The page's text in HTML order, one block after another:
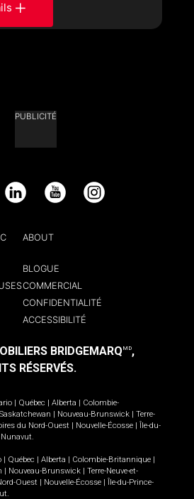
PUBLICITÉ
LinkedIn YouTube Instagram
ABOUT
BLOGUE
COMMERCIAL
CONFIDENTIALITÉ
ACCESSIBILITÉ
BRIDGEMARQ MD,
RÉSERVÉS.
| Québec | Alberta | Colombie-
Saskatchewan | Nouveau-Brunswick | Terre-
du Nord-Ouest | Nouvelle-Écosse | Île-du-
Nunavut
| Québec | Alberta | Colombie-Britannique |
| Nouveau-Brunswick | Terre-Neuve-et-
Ouest | Nouvelle-Écosse | Île-du-Prince-